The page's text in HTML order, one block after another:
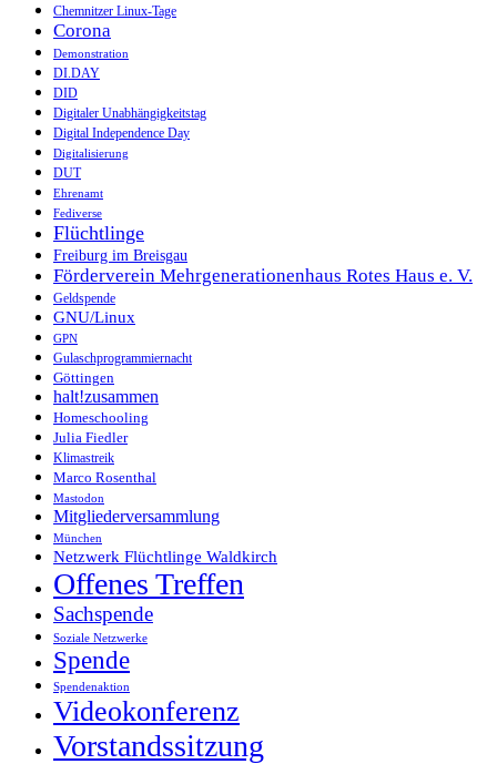
Chemnitzer Linux-Tage
Corona
Demonstration
DI.DAY
DID
Digitaler Unabhängigkeitstag
Digital Independence Day
Digitalisierung
DUT
Ehrenamt
Fediverse
Flüchtlinge
Freiburg im Breisgau
Förderverein Mehrgenerationenhaus Rotes Haus e. V.
Geldspende
GNU/Linux
GPN
Gulaschprogrammiernacht
Göttingen
halt!zusammen
Homeschooling
Julia Fiedler
Klimastreik
Marco Rosenthal
Mastodon
Mitgliederversammlung
München
Netzwerk Flüchtlinge Waldkirch
Offenes Treffen
Sachspende
Soziale Netzwerke
Spende
Spendenaktion
Videokonferenz
Vorstandssitzung